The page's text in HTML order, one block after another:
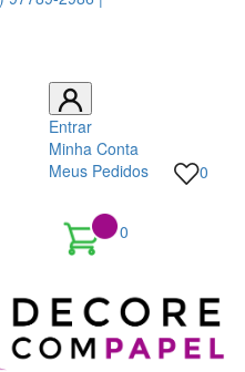
Entrar
Minha Conta
Meus Pedidos
0
0